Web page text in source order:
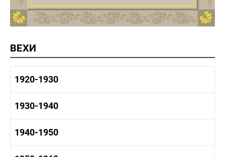
ВЕХИ
1920-1930
1920-1930 история
1920-1930 культура
1930-1940
1930-1940 история
1930-1940 культура
1940-1950